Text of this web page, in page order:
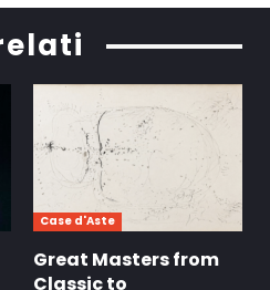
Case d'Aste
Great Masters from
Classic to